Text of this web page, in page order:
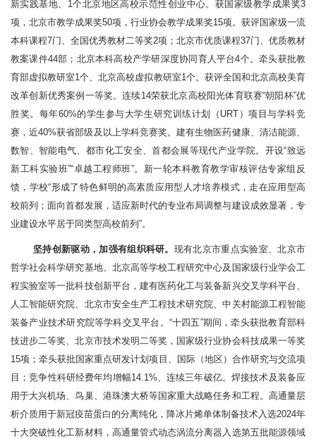
新实践基地、1个北京地区高校示范性创业中心。获国家级教学成果奖3
项，北京市教学成果奖50项，行业协会教学成果奖15项。获评国家级一流
本科课程7门、全国优秀教材二等奖2项；北京市优质课程37门、优质教材
教案课件44部；北京本科高校产学研深度协同育人平台4个。牵头获批教
育部虚拟教研室1个、北京高校虚拟教研室1个。获评全国和北京高校美育
改革创新优秀案例一等奖。连续14荣获北京高校阳光体育联赛“朝阳杯”优
胜奖。每年60%的学生参与大学生研究训练计划（URT）项目与学科竞
赛，近40%获省部级及以上学科竞赛奖。建有生物医药健康、清洁能源、
数智、智能电气、都市化工安全、首都会展等现代产业学院。开设“致远
新工科实验班”“卓越工程师班”。新一轮本科教育教学审核评估专家组反
馈，学校“形成了特色鲜明的高素质应用型人才培养模式，走在应用型高
校前列；面向首都发展，适应新时代的专业布局调整与建设成效显著，专
业建设水平居于同类型高校前列”。
坚持创新驱动，加强有组织科研。 现有北京市重点实验室、北京市
哲学社会科学研究基地、北京高等学校工程研究中心及国家级行业学会工
程实验室等一批科技创新平台，建有医药化工与装备新兴交叉学科平台、
人工智能研究院、北京市安全生产工程技术研究院、中关村能源工程智能
装备产业技术研究院等学科交叉平台。“十四五”期间，牵头获批教育部科
技进步二等奖、北京市技术发明二等奖，国家级行业协会科技成果一等奖
15项；牵头获批国家重点研发计划项目、国际（地区）合作研究与交流项
目；竞争性科研经费年均增幅14.1%、连续三年破亿。焊接技术及装备应
用于大兴机场、鸟巢、港珠澳大桥等国家重大战略任务和工程。高通量层
析介质用于新冠疫苗蛋白的分离纯化，降冰片烯单体制备技术入选2024年
十大突破性化工新材料，高通量管式动态涡流分离器入选第五批能源领域